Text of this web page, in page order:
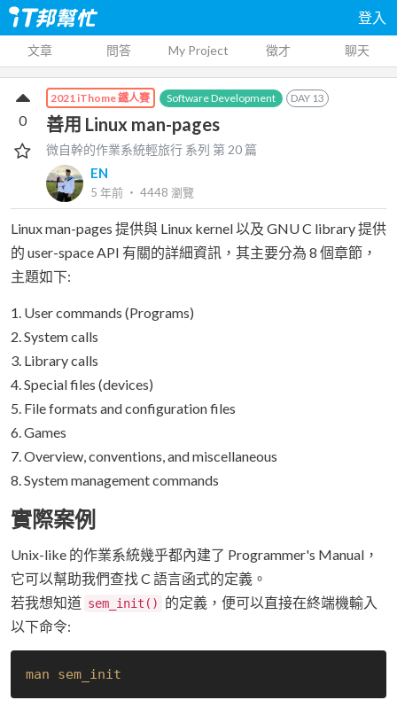
登入
文章 問答 My Project 徵才 聊天
2021 iThome 鐵人賽 Software Development DAY 13
善用 Linux man-pages
微自幹的作業系統輕旅行 系列 第20 篇
EN
5 年前 ‧ 4448 瀏覽
0
Linux man-pages 提供與 Linux kernel 以及 GNU C library 提供
的 user-space API 有關的詳細資訊，其主要分為 8 個章節，
主題如下:
1. User commands (Programs)
2. System calls
3. Library calls
4. Special files (devices)
5. File formats and configuration files
6. Games
7. Overview, conventions, and miscellaneous
8. System management commands
實際案例
Unix-like 的作業系統幾乎都內建了 Programmer's Manual，
它可以幫助我們查找 C 語言函式的定義。
若我想知道 sem_init()
的定義，便可以直接在終端機輸入
以下命令:
man sem_init